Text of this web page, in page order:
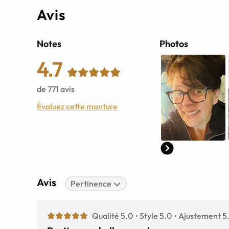
Avis
Notes
4.7
de 771 avis
Évaluez cette monture
Photos
Avis Pertinence
Qualité 5.0 Style 5.0 Ajustement